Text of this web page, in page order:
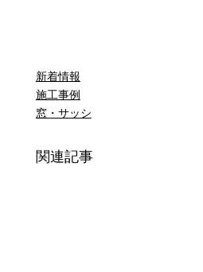
新着情報
施工事例
窓・サッシ
関連記事